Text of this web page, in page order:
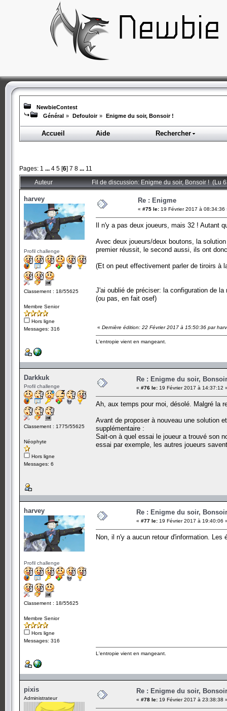
NewbieContest
Général » Defouloir » Enigme du soir, Bonsoir !
Accueil Aide Rechercher
Pages: 1 ... 4 5 [6] 7 8 ... 11
Auteur Fil de discussion: Enigme du soir, Bonsoir ! (Lu
harvey
Profil challenge
Classement : 18/55625
Membre Senior
Hors ligne
Messages: 316
Re : Enigme
« #75 le: 19 Février 2017 à 08:34:36
Il n'y a pas deux joueurs, mais 32 ! Autant
Avec deux joueurs/deux boutons, la
premier réussit, le second aussi, ils ont
(Et on peut effectivement parler de tiroirs à
J'ai oublié de préciser: la configuration de
(ou pas, en fait osef)
« Dernière édition: 22 Février 2017 à 15:50:36 par
L'entropie vient en mangeant.
Darkkuk
Profil challenge
Classement : 1775/55625
Néophyte
Hors ligne
Messages: 6
Re : Enigme du soir,
« #76 le: 19 Février 2017 à 14:37:12
Ah, aux temps pour moi, désolé. Malgré la
Avant de proposer à nouveau une solution
supplémentaire :
Sait-on à quel essai le joueur a trouvé son
essai par exemple, les autres joueurs
harvey
Profil challenge
Classement : 18/55625
Membre Senior
Hors ligne
Messages: 316
Re : Enigme du soir,
« #77 le: 19 Février 2017 à 19:40:06
Non, il n'y a aucun retour d'information.
L'entropie vient en mangeant.
pixis
Administrateur
Re : Enigme du soir,
« #78 le: 19 Février 2017 à 23:38:38